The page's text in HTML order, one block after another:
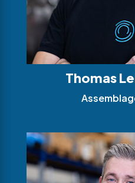
Thomas